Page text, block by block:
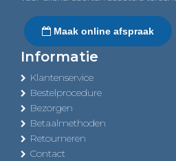
Maak online afspraak
Informatie
Klantenservice
Bestelprocedure
Bezorgen
Betaalmethoden
Retourneren
Contact